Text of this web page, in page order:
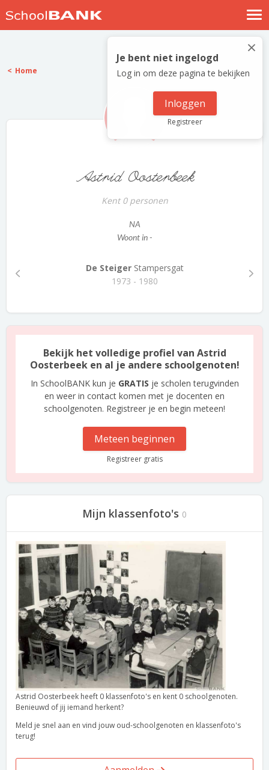
Nostalgische verhalen
Log in
Meld je gratis aan
×
Je bent niet ingelogd
Log in om deze pagina te bekijken
Inloggen
Registreer
Home
Astrid Oosterbeek
Kent 0 personen
NA
Woont in -
De SteigerStampersgat
1973 - 1980
Bekijk het volledige profiel van Astrid
Oosterbeek en al je andere schoolgenoten!
In SchoolBANK kun je GRATIS je scholen terugvinden
en weer in contact komen met je docenten en
schoolgenoten. Registreer je en begin meteen!
Meteen beginnen
Registreer gratis
Mijn klassenfoto's 0
Astrid Oosterbeek heeft 0 klassenfoto's en kent 0 schoolgenoten.
Benieuwd of jij iemand herkent?
Meld je snel aan en vind jouw oud-schoolgenoten en klassenfoto's
terug!